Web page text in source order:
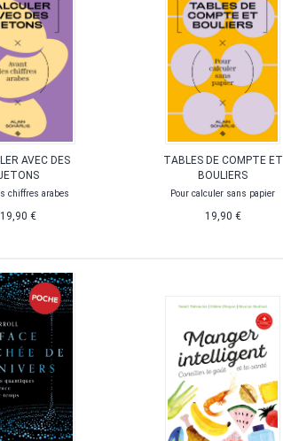
AVEC DES
chiffres arabes
19,90 €
TABLES DE COMPTE ET
BOULIERS
Pour calculer sans papier
19,90 €